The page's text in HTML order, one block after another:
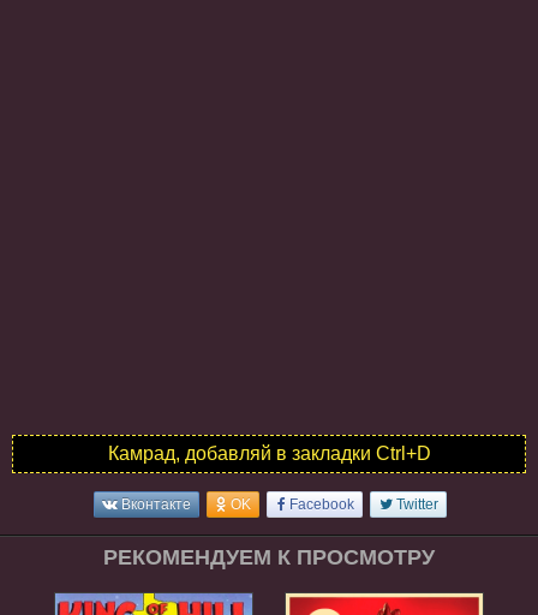
Камрад, добавляй в закладки Ctrl+D
Вконтакте OK Facebook Twitter
РЕКОМЕНДУЕМ К ПРОСМОТРУ